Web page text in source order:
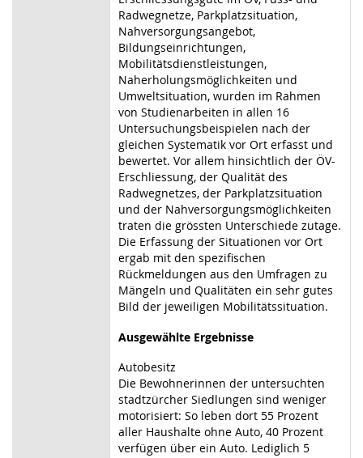
Radwegnetze, Parkplatzsituation,
Nahversorgungsangebot,
Bildungseinrichtungen,
Mobilitätsdienstleistungen,
Naherholungsmöglichkeiten und
Umweltsituation, wurden im Rahmen
von Studienarbeiten in allen 16
Untersuchungsbeispielen nach der
gleichen Systematik vor Ort erfasst und
bewertet. Vor allem hinsichtlich der ÖV-
Erschliessung, der Qualität des
Radwegnetzes, der Parkplatzsituation
und der Nahversorgungsmöglichkeiten
traten die grössten Unterschiede zutage.
Die Erfassung der Situationen vor Ort
ergab mit den spezifischen
Rückmeldungen aus den Umfragen zu
Mängeln und Qualitäten ein sehr gutes
Bild der jeweiligen Mobilitätssituation.
Ausgewählte Ergebnisse
Autobesitz
Die Bewohnerinnen der untersuchten
stadtzürcher Siedlungen sind weniger
motorisiert: So leben dort 55 Prozent
aller Haushalte ohne Auto, 40 Prozent
verfügen über ein Auto. Lediglich 5